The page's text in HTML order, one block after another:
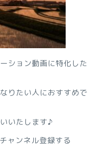
ション動画に特化した
りたい人におすすめで
いたします♪
ャンネル登録する